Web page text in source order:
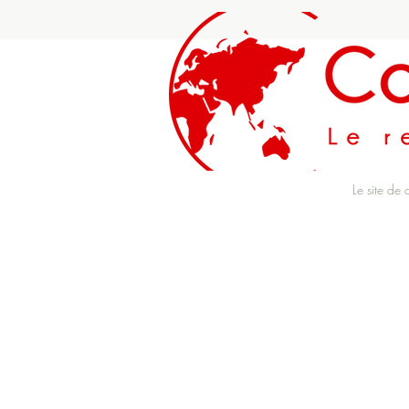
Le site de